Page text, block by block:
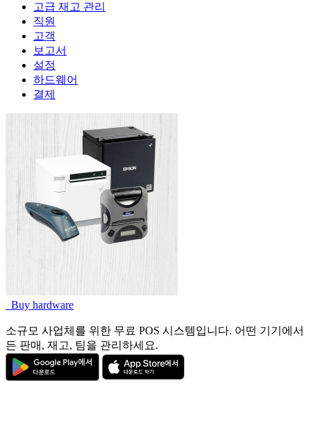
고급 재고 관리
직원
고객
보고서
설정
하드웨어
결제
Buy hardware
소규모 사업체를 위한 무료 POS 시스템입니다. 어떤 기기에서
든 판매, 재고, 팀을 관리하세요.